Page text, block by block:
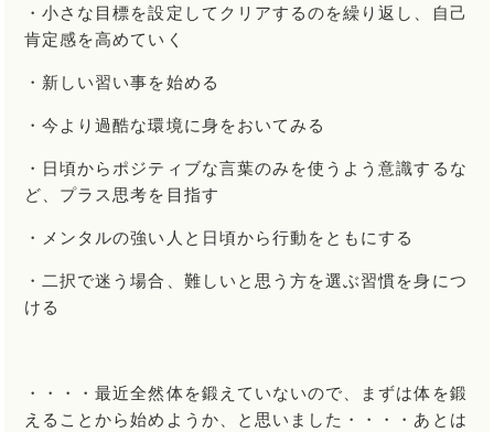
・小さな目標を設定してクリアするのを繰り返し、自己
肯定感を高めていく
・新しい習い事を始める
・今より過酷な環境に身をおいてみる
・日頃からポジティブな言葉のみを使うよう意識するな
ど、プラス思考を目指す
・メンタルの強い人と日頃から行動をともにする
・二択で迷う場合、難しいと思う方を選ぶ習慣を身につ
ける
・・・・最近全然体を鍛えていないので、まずは体を鍛
えることから始めようか、と思いました・・・・あとは